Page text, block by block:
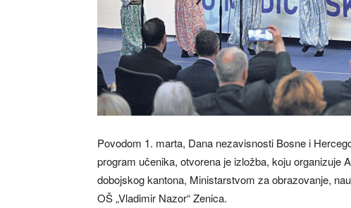
Povodom 1. marta, Dana nezavisnosti Bosne i
program učenika, otvorena je izložba, koju organizuje
dobojskog kantona, Ministarstvom za obrazovanje,
OŠ „Vladimir Nazor“ Zenica.